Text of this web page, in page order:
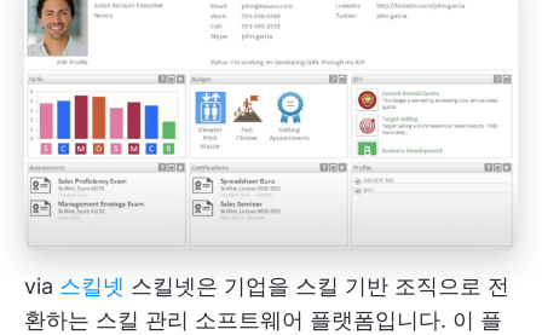
via 스킬넷 스킬넷은 기업을 스킬 기반 조직으로 전
환하는 스킬 관리 소프트웨어 플랫폼입니다. 이 플